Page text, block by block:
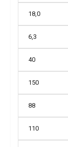
18,0
6,3
40
150
88
110